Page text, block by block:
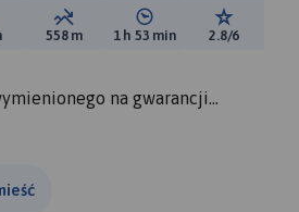
przewyższeń:Suma spadków:
558 m Średni czas potrzebny
1 h 53 min Ocena
2.8/6
na gwarancji...